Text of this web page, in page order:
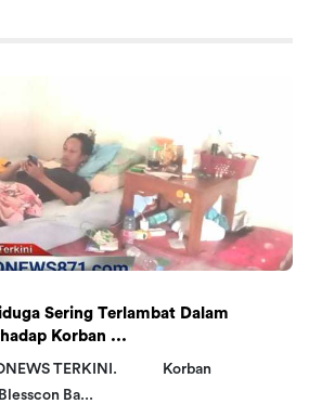
Sering Terlambat Dalam
Korban ...
TERKINI. Korban
Ba...